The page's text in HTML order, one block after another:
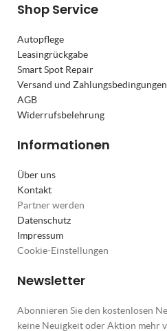
Shop Service
Autopflege
Leasingrückgabe
Smart Spot Repair
Versand und Zahlungsbedingungen
AGB
Widerrufsbelehrung
Informationen
Über uns
Kontakt
Partner werden
Datenschutz
Impressum
Cookie-Einstellungen
Newsletter
Abonnieren Sie den kostenlosen
keine Neuigkeit oder Aktion mehr